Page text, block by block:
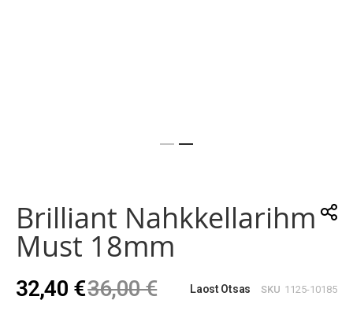
beginning
of
the
images
Brilliant Nahkkellarihm
Must 18mm
32,40 €36,00 € Laost Otsas SKU 1125-10185